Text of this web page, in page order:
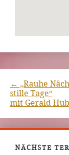
← „Rauhe
stille Tage“
mit Gerald
NÄCHSTE